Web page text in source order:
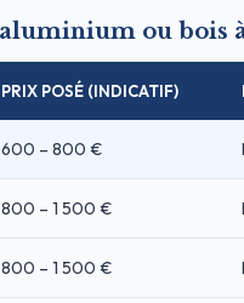
aluminium ou bois
PRIX POSÉ (INDICATIF)
600 – 800 €
800 – 1 500 €
800 – 1 500 €